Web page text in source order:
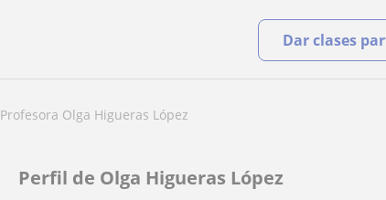
Dar clases
Profesora Olga Higueras López
Perfil de Olga Higueras López